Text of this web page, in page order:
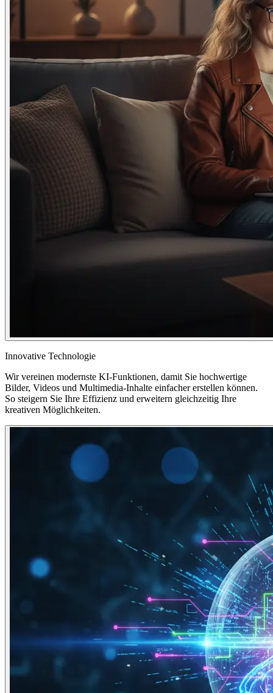
Innovative Technologie
Wir vereinen modernste KI-Funktionen, damit Sie hochwertige
Bilder, Videos und Multimedia-Inhalte einfacher erstellen können.
So steigern Sie Ihre Effizienz und erweitern gleichzeitig Ihre
kreativen Möglichkeiten.